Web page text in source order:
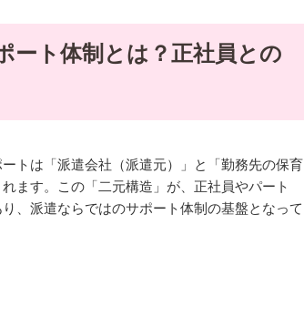
ート体制とは？正社員との
トは「派遣会社（派遣元）」と「勤務先の保育
ます。この「二元構造」が、正社員やパート
、派遣ならではのサポート体制の基盤となって